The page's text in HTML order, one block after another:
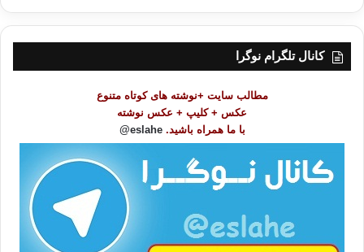
ر
کانال تلگرام نوگرا
مطالب سایت +نوشته های کوتاه متنوع
عکس + کلیپ + عکس نوشته
با ما همراه باشید. eslahe@